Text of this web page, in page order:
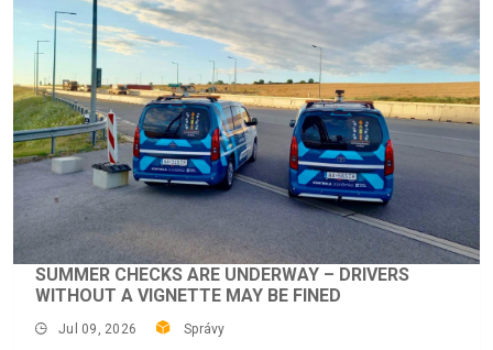
SUMMER CHECKS ARE UNDERWAY – DRIVERS
WITHOUT A VIGNETTE MAY BE FINED
Jul 09, 2026 Správy